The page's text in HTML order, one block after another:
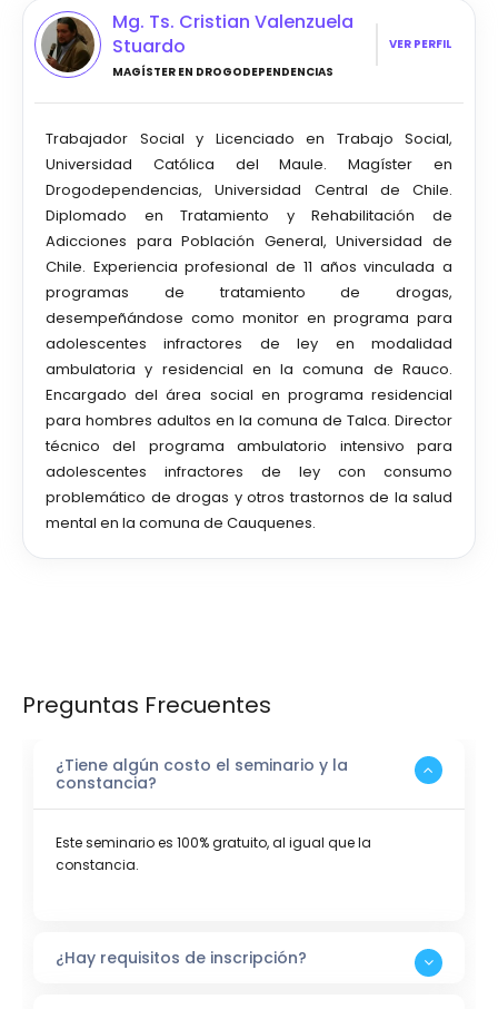
Mg. Ts. Cristian Valenzuela
Stuardo
MAGÍSTER EN DROGODEPENDENCIAS
VER PERFIL
Trabajador Social y Licenciado en Trabajo Social,
Universidad Católica del Maule. Magíster en
Drogodependencias, Universidad Central de Chile.
Diplomado en Tratamiento y Rehabilitación de
Adicciones para Población General, Universidad de
Chile. Experiencia profesional de 11 años vinculada a
programas de tratamiento de drogas,
desempeñándose como monitor en programa para
adolescentes infractores de ley en modalidad
ambulatoria y residencial en la comuna de Rauco.
Encargado del área social en programa residencial
para hombres adultos en la comuna de Talca. Director
técnico del programa ambulatorio intensivo para
adolescentes infractores de ley con consumo
problemático de drogas y otros trastornos de la salud
mental en la comuna de Cauquenes.
Preguntas Frecuentes
¿Tiene algún costo el seminario y la
constancia?
Este seminario es 100% gratuito, al igual que la
constancia.
¿Hay requisitos de inscripción?